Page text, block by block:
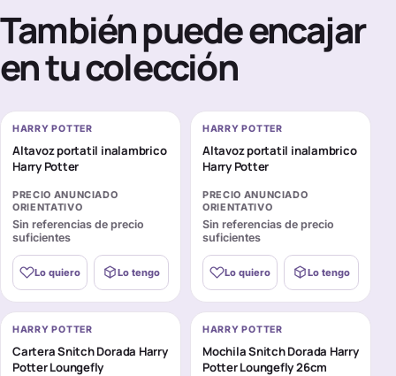
También puede encajar
en tu colección
HARRY POTTER
Altavoz portatil inalambrico
Harry Potter
PRECIO ANUNCIADO
ORIENTATIVO
Sin referencias de precio
suficientes
Lo quiero Lo tengo
HARRY POTTER
Altavoz portatil inalambrico
Harry Potter
PRECIO ANUNCIADO
ORIENTATIVO
Sin referencias de precio
suficientes
Lo quiero Lo tengo
HARRY POTTER
Cartera Snitch Dorada Harry
Potter Loungefly
HARRY POTTER
Mochila Snitch Dorada Harry
Potter Loungefly 26cm